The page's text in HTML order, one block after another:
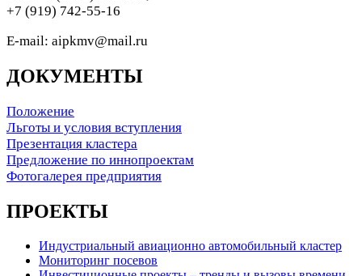
+7 (919) 742-55-16
E-mail: aipkmv@mail.ru
ДОКУМЕНТЫ
Положение
Льготы и условия вступления
Презентация кластера
Предложение по иннопроектам
Фотогалерея предприятия
ПРОЕКТЫ
Индустриальный авиационно автомобильный кластер
Мониторинг посевов